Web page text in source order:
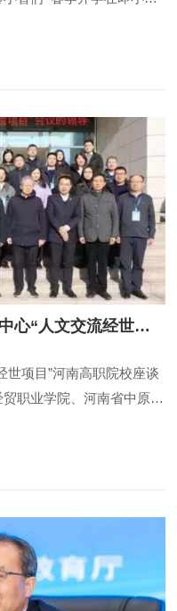
我校参加教育部中外人文交流中心“人文交流经世项目”座谈会
世项目”河南高职院校座谈
职业学院、河南省中原职